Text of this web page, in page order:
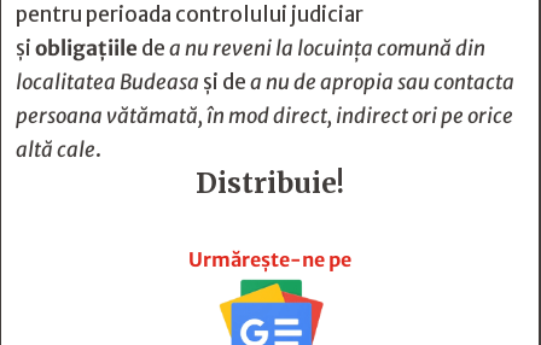
pentru perioada controlului judiciar
șiobligațiile dea nu reveni la locuința comună din
localitatea Budeasa și dea nu de apropia sau contacta
persoana vătămată, în mod direct, indirect ori pe orice
altă cale.
Distribuie!
Urmărește-ne pe